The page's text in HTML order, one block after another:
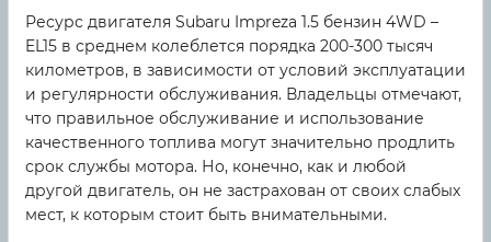
Ресурс двигателя Subaru Impreza 1.5 бензин 4WD –
EL15 в среднем колеблется порядка 200-300 тысяч
километров, в зависимости от условий эксплуатации
и регулярности обслуживания. Владельцы отмечают,
что правильное обслуживание и использование
качественного топлива могут значительно продлить
срок службы мотора. Но, конечно, как и любой
другой двигатель, он не застрахован от своих слабых
мест, к которым стоит быть внимательными.